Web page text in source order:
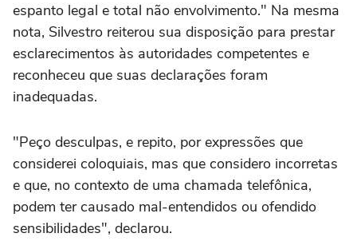
espanto legal e total não envolvimento." Na mesma
nota, Silvestro reiterou sua disposição para prestar
esclarecimentos às autoridades competentes e
reconheceu que suas declarações foram
inadequadas.
"Peço desculpas, e repito, por expressões que
considerei coloquiais, mas que considero incorretas
e que, no contexto de uma chamada telefônica,
podem ter causado mal-entendidos ou ofendido
sensibilidades", declarou.